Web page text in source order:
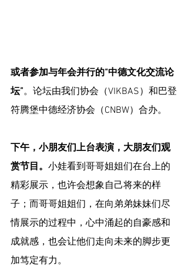
或者参加与年会并行的“中德文化交流论
坛”。论坛由我们协会（VIKBAS）和巴登
符腾堡中德经济协会（CNBW）合办。
下午，小朋友们上台表演，大朋友们观
赏节目。 小娃看到哥哥姐姐们在台上的
精彩展示，也许会想象自己将来的样
子；而哥哥姐姐们，在向弟弟妹妹们尽
情展示的过程中，心中涌起的自豪感和
成就感，也会让他们走向未来的脚步更
加笃定有力。